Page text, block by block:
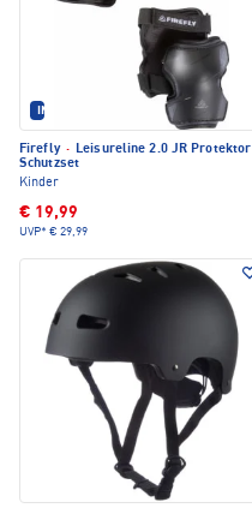
IM SET ERHÄLTLICH
Firefly · Leisureline 2.0 JR Protektor
Schutzset
Kinder
€ 19,99
UVP* € 29,99